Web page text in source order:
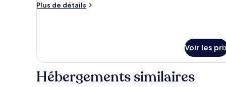
chambre :
double
Plus de détails
Plus
de
Chambre,
Voir les
Hébergements similaires